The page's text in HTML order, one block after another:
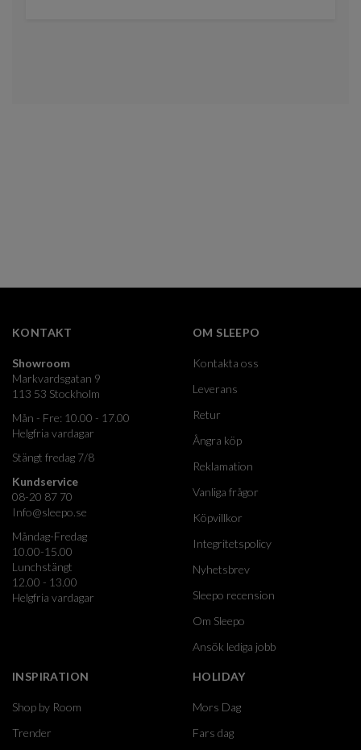
KONTAKT
Showroom
Markvardsgatan 9
113 53 Stockholm
Mån - Fre: 10.00 - 17.00
Helgfria vardagar
Stängt fredag 7/8
Kundservice
08-20 87 70
Info@sleepo.se
Måndag-Fredag
10.00-15.00
Lunchstängt
12.00 - 13.00
Helgfria vardagar
OM SLEEPO
Kontakta oss
Leverans
Retur
Ångra köp
Reklamation
Vanliga frågor
Köpvillkor
Integritetspolicy
Nyhetsbrev
Sleepo recension
Om Sleepo
Ansök lediga jobb
INSPIRATION
Shop by Room
Trender
HOLIDAY
Mors Dag
Fars dag